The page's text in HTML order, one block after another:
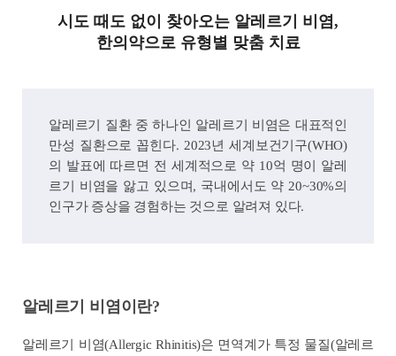
시도 때도 없이 찾아오는 알레르기 비염,
한의약으로 유형별 맞춤 치료
알레르기 질환 중 하나인 알레르기 비염은 대표적인
만성 질환으로 꼽힌다. 2023년 세계보건기구(WHO)
의 발표에 따르면 전 세계적으로 약 10억 명이 알레
르기 비염을 앓고 있으며, 국내에서도 약 20~30%의
인구가 증상을 경험하는 것으로 알려져 있다.
알레르기 비염이란?
알레르기 비염(Allergic Rhinitis)은 면역계가 특정 물질(알레르